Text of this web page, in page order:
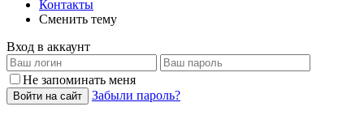
Контакты
Сменить тему
Вход в аккаунт
Не запоминать меня
Войти на сайт Забыли пароль?